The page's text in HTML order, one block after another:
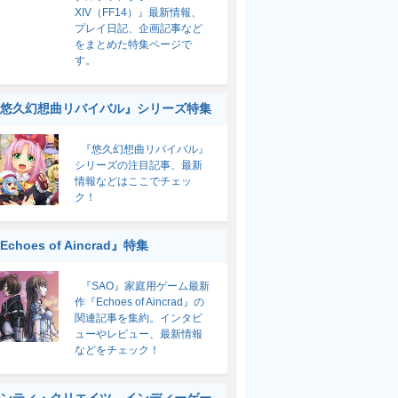
XIV（FF14）』最新情報、
プレイ日記、企画記事など
をまとめた特集ページで
す。
久幻想曲リバイバル』シリーズ特集
『悠久幻想曲リバイバル』
シリーズの注目記事、最新
情報などはここでチェッ
ク！
of Aincrad』特集
『SAO』家庭用ゲーム最新
作『Echoes of Aincrad』の
関連記事を集約。インタビ
ューやレビュー、最新情報
などをチェック！